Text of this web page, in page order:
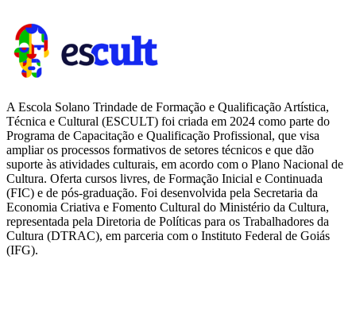
A Escola Solano Trindade de Formação e Qualificação Artística,
Técnica e Cultural (ESCULT) foi criada em 2024 como parte do
Programa de Capacitação e Qualificação Profissional, que visa
ampliar os processos formativos de setores técnicos e que dão
suporte às atividades culturais, em acordo com o Plano Nacional de
Cultura. Oferta cursos livres, de Formação Inicial e Continuada
(FIC) e de pós-graduação. Foi desenvolvida pela Secretaria da
Economia Criativa e Fomento Cultural do Ministério da Cultura,
representada pela Diretoria de Políticas para os Trabalhadores da
Cultura (DTRAC), em parceria com o Instituto Federal de Goiás
(IFG).